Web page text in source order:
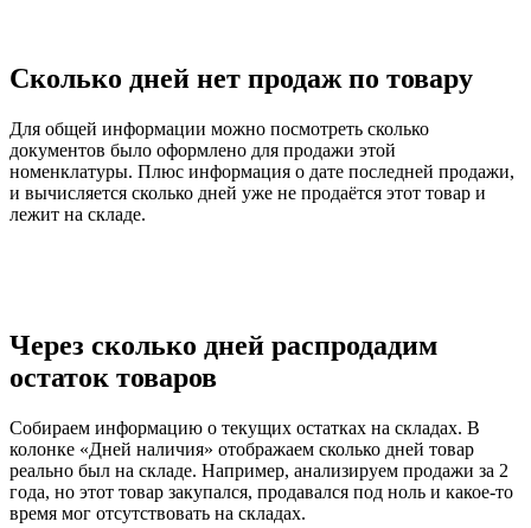
Сколько дней нет продаж по товару
Для общей информации можно посмотреть сколько
документов было оформлено для продажи этой
номенклатуры. Плюс информация о дате последней продажи,
и вычисляется сколько дней уже не продаётся этот товар и
лежит на складе.
Через сколько дней распродадим
остаток товаров
Собираем информацию о текущих остатках на складах. В
колонке «Дней наличия» отображаем сколько дней товар
реально был на складе. Например, анализируем продажи за 2
года, но этот товар закупался, продавался под ноль и какое-то
время мог отсутствовать на складах.